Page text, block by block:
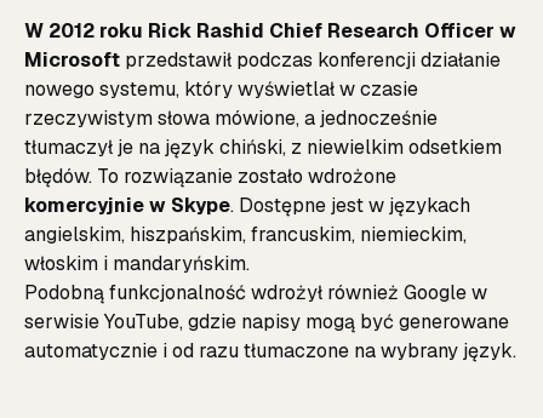
W 2012 roku Rick Rashid Chief Research Officer w
Microsoft przedstawił podczas konferencji działanie
nowego systemu, który wyświetlał w czasie
rzeczywistym słowa mówione, a jednocześnie
tłumaczył je na język chiński, z niewielkim odsetkiem
błędów. To rozwiązanie zostało wdrożone
komercyjnie w Skype. Dostępne jest w językach
angielskim, hiszpańskim, francuskim, niemieckim,
włoskim i mandaryńskim.
Podobną funkcjonalność wdrożył również Google w
serwisie YouTube, gdzie napisy mogą być generowane
automatycznie i od razu tłumaczone na wybrany język.